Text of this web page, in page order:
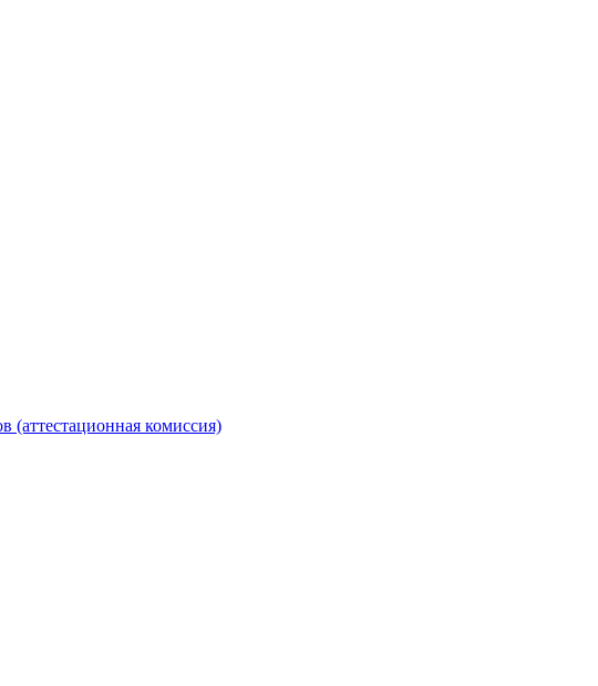
комиссия)